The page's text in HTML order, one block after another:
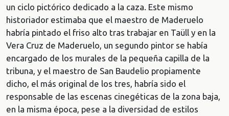
un ciclo pictórico dedicado a la caza. Este mismo
historiador estimaba que el maestro de Maderuelo
habría pintado el friso alto tras trabajar en Taüll y en la
Vera Cruz de Maderuelo, un segundo pintor se había
encargado de los murales de la pequeña capilla de la
tribuna, y el maestro de San Baudelio propiamente
dicho, el más original de los tres, habría sido el
responsable de las escenas cinegéticas de la zona baja,
en la misma época, pese a la diversidad de estilos